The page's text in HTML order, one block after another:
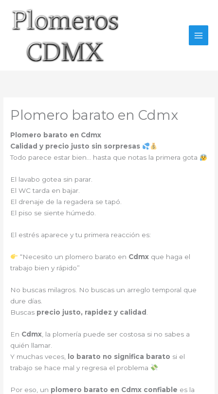
contenido
Plomero barato en Cdmx
Plomero barato en Cdmx
Calidad y precio justo sin sorpresas
Todo parece estar bien… hasta que notas la primera gota
El lavabo gotea sin parar.
El WC tarda en bajar.
El drenaje de la regadera se tapó.
El piso se siente húmedo.
El estrés aparece y tu primera reacción es:
“Necesito un plomero barato en Cdmxque haga el
trabajo bien y rápido”
No buscas milagros. No buscas un arreglo temporal que
dure días.
Buscas precio justo, rapidez y calidad
En Cdmx , la plomería puede ser costosa si no sabes a
quién llamar.
Y muchas veces,
lo barato no significa barato si el
trabajo se hace mal y regresa el problema
Por eso, un plomero barato en Cdmx confiable es la